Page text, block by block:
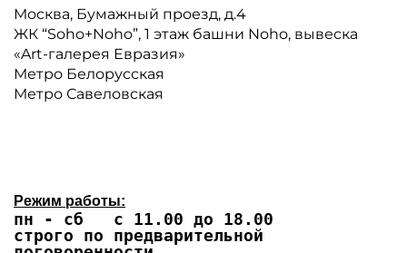
Москва, Бумажный проезд, д.4
ЖК “Soho+Noho”, 1 этаж башни Noho, вывеска
«Art-галерея Евразия»
Метро Белорусская
Метро Савеловская
Режим работы:
пн - сб с 11.00 до 18.00
строго по предварительной